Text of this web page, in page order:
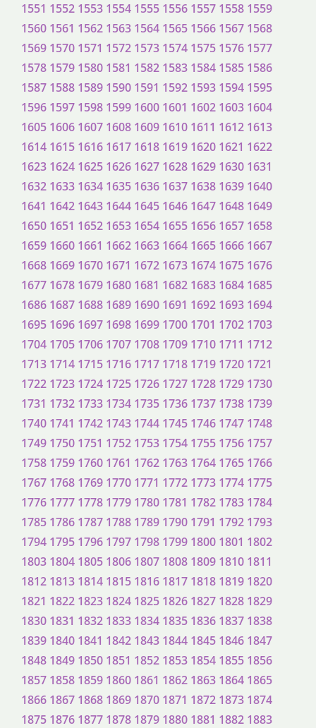
1551 1552 1553 1554 1555 1556 1557 1558 1559
1560 1561 1562 1563 1564 1565 1566 1567 1568
1569 1570 1571 1572 1573 1574 1575 1576 1577
1578 1579 1580 1581 1582 1583 1584 1585 1586
1587 1588 1589 1590 1591 1592 1593 1594 1595
1596 1597 1598 1599 1600 1601 1602 1603 1604
1605 1606 1607 1608 1609 1610 1611 1612 1613
1614 1615 1616 1617 1618 1619 1620 1621 1622
1623 1624 1625 1626 1627 1628 1629 1630 1631
1632 1633 1634 1635 1636 1637 1638 1639 1640
1641 1642 1643 1644 1645 1646 1647 1648 1649
1650 1651 1652 1653 1654 1655 1656 1657 1658
1659 1660 1661 1662 1663 1664 1665 1666 1667
1668 1669 1670 1671 1672 1673 1674 1675 1676
1677 1678 1679 1680 1681 1682 1683 1684 1685
1686 1687 1688 1689 1690 1691 1692 1693 1694
1695 1696 1697 1698 1699 1700 1701 1702 1703
1704 1705 1706 1707 1708 1709 1710 1711 1712
1713 1714 1715 1716 1717 1718 1719 1720 1721
1722 1723 1724 1725 1726 1727 1728 1729 1730
1731 1732 1733 1734 1735 1736 1737 1738 1739
1740 1741 1742 1743 1744 1745 1746 1747 1748
1749 1750 1751 1752 1753 1754 1755 1756 1757
1758 1759 1760 1761 1762 1763 1764 1765 1766
1767 1768 1769 1770 1771 1772 1773 1774 1775
1776 1777 1778 1779 1780 1781 1782 1783 1784
1785 1786 1787 1788 1789 1790 1791 1792 1793
1794 1795 1796 1797 1798 1799 1800 1801 1802
1803 1804 1805 1806 1807 1808 1809 1810 1811
1812 1813 1814 1815 1816 1817 1818 1819 1820
1821 1822 1823 1824 1825 1826 1827 1828 1829
1830 1831 1832 1833 1834 1835 1836 1837 1838
1839 1840 1841 1842 1843 1844 1845 1846 1847
1848 1849 1850 1851 1852 1853 1854 1855 1856
1857 1858 1859 1860 1861 1862 1863 1864 1865
1866 1867 1868 1869 1870 1871 1872 1873 1874
1875 1876 1877 1878 1879 1880 1881 1882 1883